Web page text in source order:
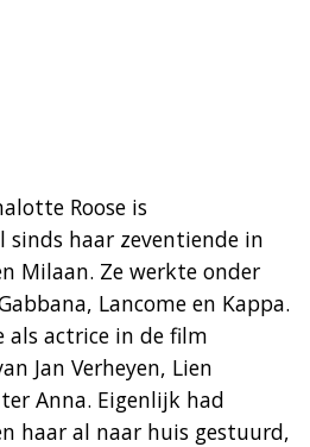
Roose is
haar zeventiende in
Milaan. Ze werkte onder
Lancome en Kappa.
als actrice in de film
Jan Verheyen, Lien
Anna. Eigenlijk had
haar al naar huis gestuurd,